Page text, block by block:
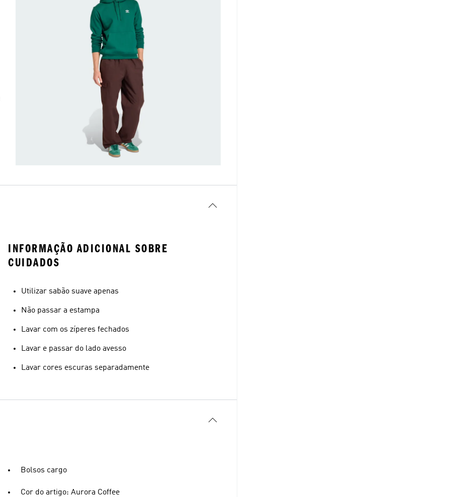
INFORMAÇÃO ADICIONAL SOBRE
CUIDADOS
Utilizar sabão suave apenas
Não passar a estampa
Lavar com os zíperes fechados
Lavar e passar do lado avesso
Lavar cores escuras separadamente
Bolsos cargo
Cor do artigo: Aurora Coffee